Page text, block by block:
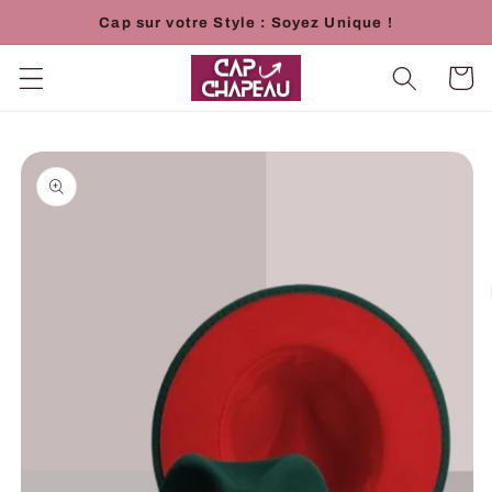
passer
contenu
Cap sur votre Style : Soyez Unique !
Panier
Passer aux
informations
produits